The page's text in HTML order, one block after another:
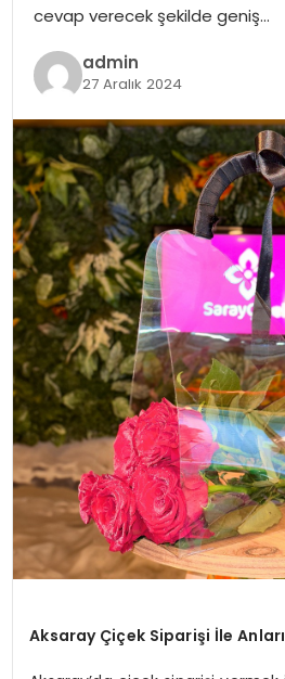
SOSYAL HABER
cevap verecek şekilde geniş…
admin
27 Aralık 2024
Aksaray Çiçek Siparişi İle